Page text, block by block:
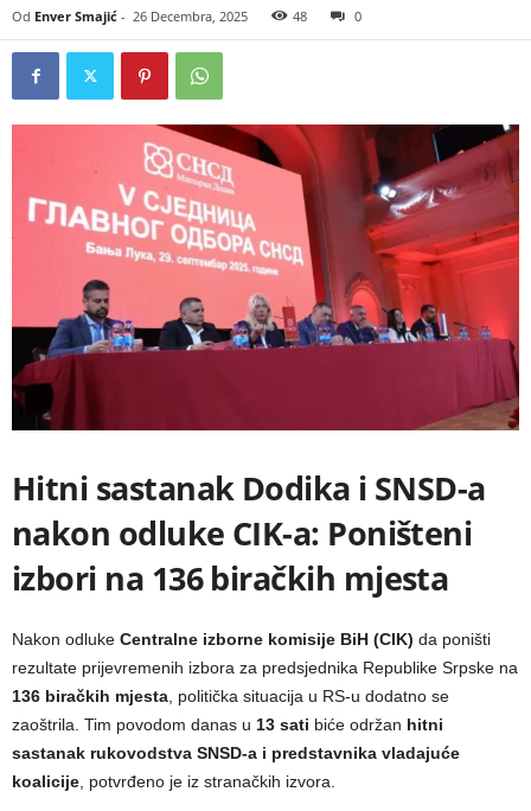
Od Enver Smajić - 26 Decembra, 2025 48 0
Hitni sastanak Dodika i SNSD-a
nakon odluke CIK-a: Poništeni
izbori na 136 biračkih mjesta
Nakon odluke Centralne izborne komisije BiH (CIK) da poništi
rezultate prijevremenih izbora za predsjednika Republike Srpske na
136 biračkih mjesta , politička situacija u RS-u dodatno se
zaoštrila. Tim povodom danas u 13 sati biće održan hitni
sastanak rukovodstva SNSD-a i predstavnika vladajuće
koalicije , potvrđeno je iz stranačkih izvora.